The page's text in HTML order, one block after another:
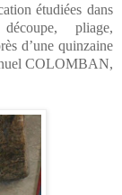
étudiées dans
pliage,
d’une quinzaine
COLOMBAN,